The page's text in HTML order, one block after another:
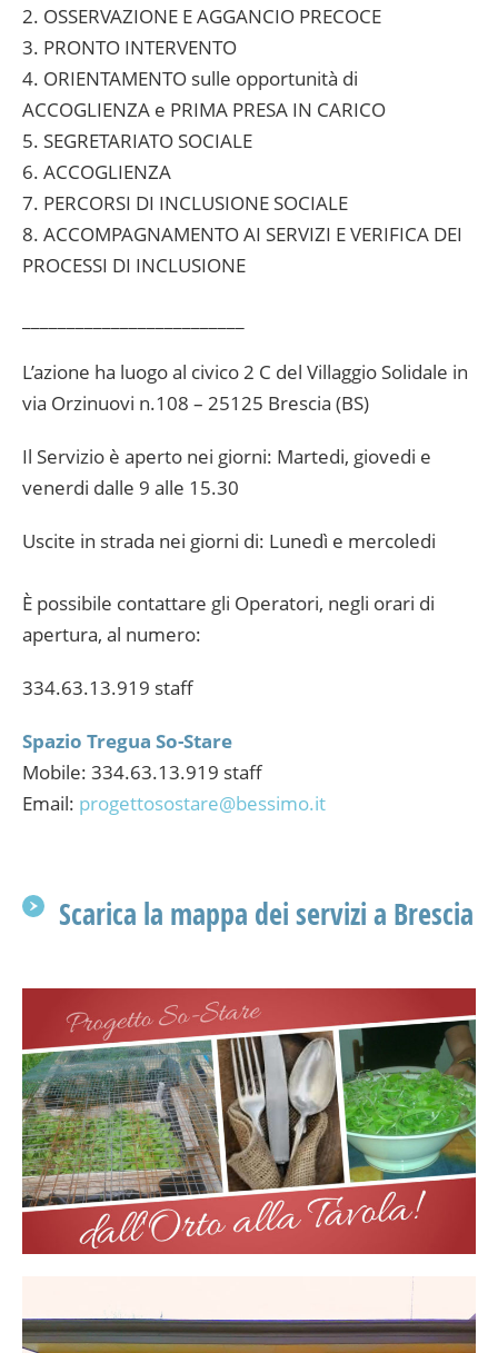
2. OSSERVAZIONE E AGGANCIO PRECOCE
3. PRONTO INTERVENTO
4. ORIENTAMENTO sulle opportunità di
ACCOGLIENZA e PRIMA PRESA IN CARICO
5. SEGRETARIATO SOCIALE
6. ACCOGLIENZA
7. PERCORSI DI INCLUSIONE SOCIALE
8. ACCOMPAGNAMENTO AI SERVIZI E VERIFICA DEI
PROCESSI DI INCLUSIONE
L’azione ha luogo al civico 2 C del Villaggio Solidale in
via Orzinuovi n.108 – 25125 Brescia (BS)
Il Servizio è aperto nei giorni: Martedi, giovedi e
venerdi dalle 9 alle 15.30
Uscite in strada nei giorni di: Lunedì e mercoledi
È possibile contattare gli Operatori, negli orari di
apertura, al numero:
334.63.13.919 staff
Spazio Tregua So-Stare
Mobile: 334.63.13.919 staff
Email: progettosostare@bessimo.it
Scarica la mappa dei servizi a Brescia